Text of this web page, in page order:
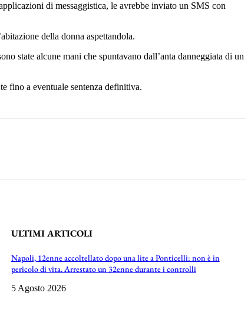
di messaggistica, le avrebbe inviato un SMS con
della donna aspettandola.
state alcune mani che spuntavano dall’anta danneggiata di un
fino a eventuale sentenza definitiva.
ULTIMI ARTICOLI
Napoli, 12enne accoltellato dopo una lite a Ponticelli: non è in
pericolo di vita. Arrestato un 32enne durante i controlli
5 Agosto 2026